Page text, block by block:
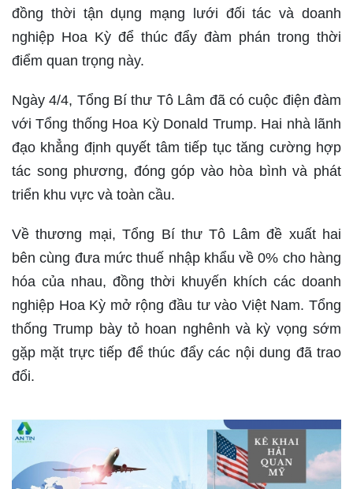
đồng thời tận dụng mạng lưới đối tác và doanh
nghiệp Hoa Kỳ để thúc đẩy đàm phán trong thời
điểm quan trọng này.
Ngày 4/4, Tổng Bí thư Tô Lâm đã có cuộc điện đàm
với Tổng thống Hoa Kỳ Donald Trump. Hai nhà lãnh
đạo khẳng định quyết tâm tiếp tục tăng cường hợp
tác song phương, đóng góp vào hòa bình và phát
triển khu vực và toàn cầu.
Về thương mại, Tổng Bí thư Tô Lâm đề xuất hai
bên cùng đưa mức thuế nhập khẩu về 0% cho hàng
hóa của nhau, đồng thời khuyến khích các doanh
nghiệp Hoa Kỳ mở rộng đầu tư vào Việt Nam. Tổng
thống Trump bày tỏ hoan nghênh và kỳ vọng sớm
gặp mặt trực tiếp để thúc đẩy các nội dung đã trao
đổi.